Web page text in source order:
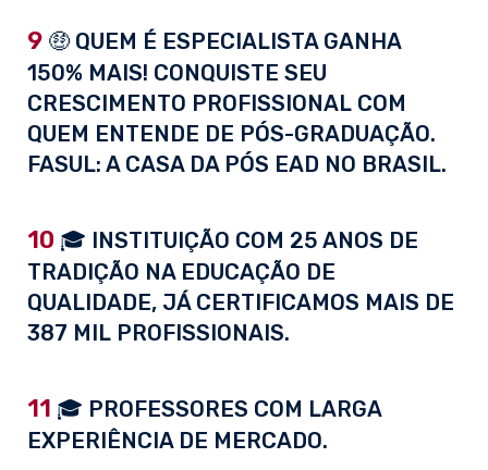
9 🤑 QUEM É ESPECIALISTA GANHA
150% MAIS! CONQUISTE SEU
CRESCIMENTO PROFISSIONAL COM
QUEM ENTENDE DE PÓS-GRADUAÇÃO.
FASUL: A CASA DA PÓS EAD NO BRASIL.
10 🎓 INSTITUIÇÃO COM 25 ANOS DE
TRADIÇÃO NA EDUCAÇÃO DE
QUALIDADE, JÁ CERTIFICAMOS MAIS DE
387 MIL PROFISSIONAIS.
11 🎓 PROFESSORES COM LARGA
EXPERIÊNCIA DE MERCADO.